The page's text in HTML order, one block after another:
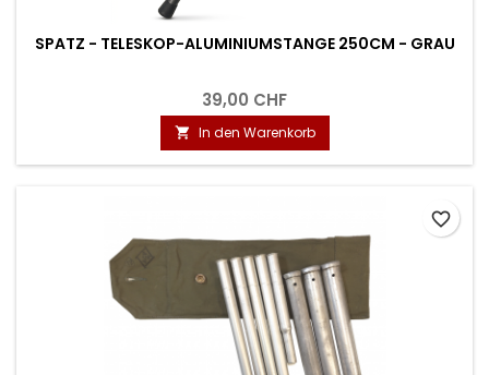
SPATZ - TELESKOP-ALUMINIUMSTANGE 250CM - GRAU
39,00 CHF
 In den Warenkorb
favorite_border